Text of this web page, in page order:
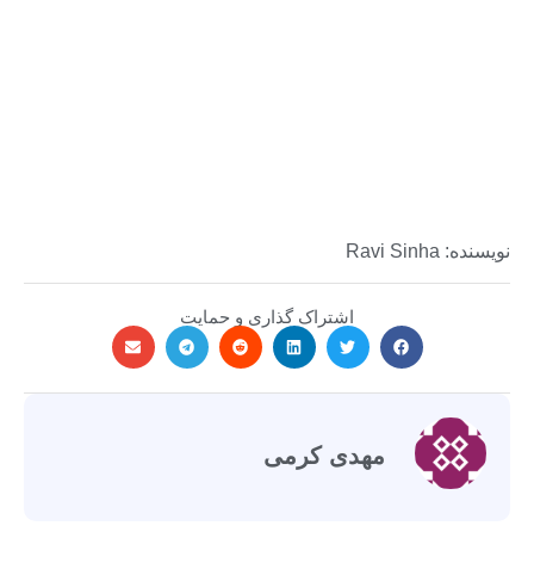
نویسنده: Ravi Sinha
اشتراک گذاری و حمایت
مهدی کرمی